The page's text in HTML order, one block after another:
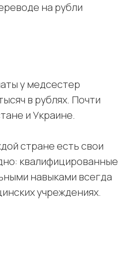
на рубли
у медсестер
в рублях. Почти
и Украине.
стране есть свои
квалифицированные
навыками всегда
учреждениях.